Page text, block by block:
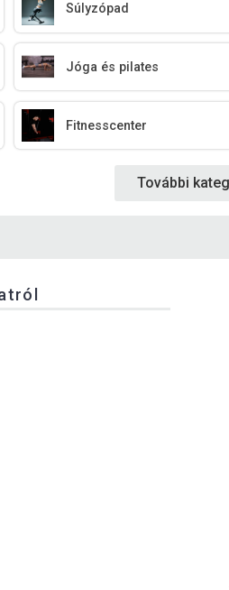
Súlyzópad
Jóga és pilates
Fitnesscenter
További